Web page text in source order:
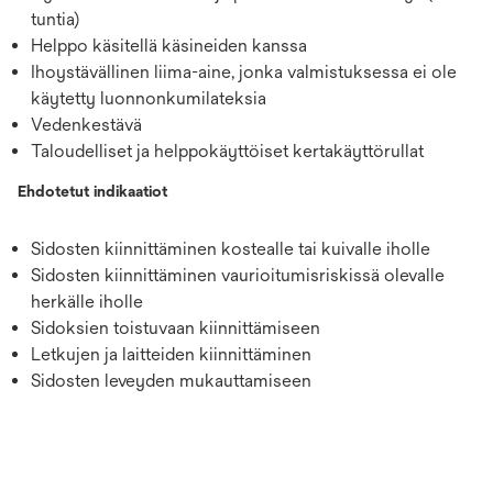
tuntia)
Helppo käsitellä käsineiden kanssa
Ihoystävällinen liima-aine, jonka valmistuksessa ei ole
käytetty luonnonkumilateksia
Vedenkestävä
Taloudelliset ja helppokäyttöiset kertakäyttörullat
Ehdotetut indikaatiot
Sidosten kiinnittäminen kostealle tai kuivalle iholle
Sidosten kiinnittäminen vaurioitumisriskissä olevalle
herkälle iholle
Sidoksien toistuvaan kiinnittämiseen
Letkujen ja laitteiden kiinnittäminen
Sidosten leveyden mukauttamiseen